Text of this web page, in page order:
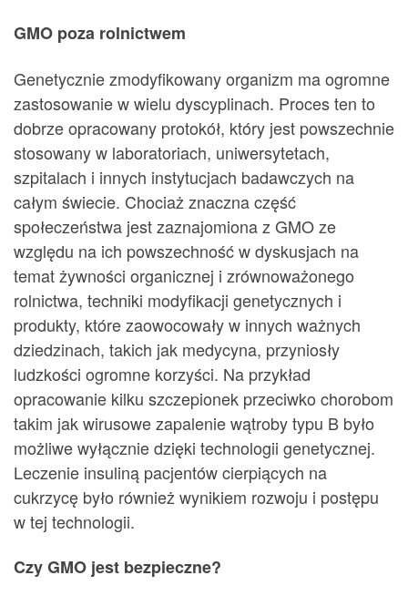
GMO poza rolnictwem
Genetycznie zmodyfikowany organizm ma ogromne
zastosowanie w wielu dyscyplinach. Proces ten to
dobrze opracowany protokół, który jest powszechnie
stosowany w laboratoriach, uniwersytetach,
szpitalach i innych instytucjach badawczych na
całym świecie. Chociaż znaczna część
społeczeństwa jest zaznajomiona z GMO ze
względu na ich powszechność w dyskusjach na
temat żywności organicznej i zrównoważonego
rolnictwa, techniki modyfikacji genetycznych i
produkty, które zaowocowały w innych ważnych
dziedzinach, takich jak medycyna, przyniosły
ludzkości ogromne korzyści. Na przykład
opracowanie kilku szczepionek przeciwko chorobom
takim jak wirusowe zapalenie wątroby typu B było
możliwe wyłącznie dzięki technologii genetycznej.
Leczenie insuliną pacjentów cierpiących na
cukrzycę było również wynikiem rozwoju i postępu
w tej technologii.
Czy GMO jest bezpieczne?